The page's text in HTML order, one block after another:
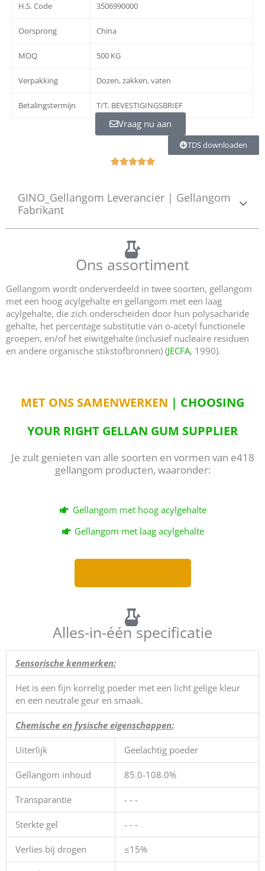
H.S. Code 3506990000
Oorsprong China
MOQ 500 KG
Verpakking Dozen, zakken, vaten
Betalingstermijn T/T, BEVESTIGINGSBRIEF
Vraag nu aan
TDS downloaden
R
e
o
GINO_Gellangom Leverancier | Gellangom
Fabrikant
Ons assortiment
Gellangom wordt onderverdeeld in twee soorten, gellangom
met een hoog acylgehalte en gellangom met een laag
acylgehalte, die zich onderscheiden door hun polysacharide
gehalte, het percentage substitutie van o-acetyl functionele
groepen, en/of het eiwitgehalte (inclusief nucleaire residuen
en andere organische stikstofbronnen) (JECFA, 1990).
MET ONS SAMENWERKEN | CHOOSING
YOUR RIGHT GELLAN GUM SUPPLIER
Je zult genieten van alle soorten en vormen van e418
gellangom producten, waaronder:
Gellangom met hoog acylgehalte
Gellangom met laag acylgehalte
Alles-in-één specificatie
Sensorische kenmerken:
Het is een fijn korrelig poeder met een licht gelige kleur
en een neutrale geur en smaak.
Chemische en fysische eigenschappen:
Uiterlijk Geelachtig poeder
Gellangom inhoud 85.0-108.0%
Transparantie - - -
Sterkte gel - - -
Verlies bij drogen ≤15%